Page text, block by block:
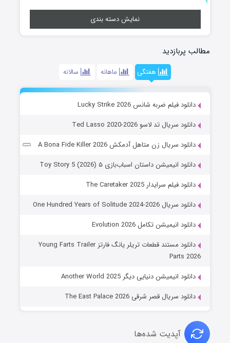
نمایش دسته بندی
مطالب پربازدید
هفتگی ماهانه سالانه
دانلود فیلم ضربه شانس Lucky Strike 2026
دانلود سریال تد لاسو Ted Lasso 2020-2026
دانلود سریال زن متاهل آدمکش A Bona Fide Killer 2026
دانلود انیمیشن داستان اسباب‌بازی ۵ Toy Story 5 (2026)
دانلود فیلم سرایدار The Caretaker 2025
دانلود سریال One Hundred Years of Solitude 2024-2026
دانلود انیمیشن تکامل Evolution 2026
دانلود مستند قطعات تریلر یانگ فارتز Young Farts Trailer
Parts 2026
دانلود انیمیشن دنیایی دیگر Another World 2025
دانلود سریال قصر شرقی The East Palace 2026
آپدیت شده‌ها